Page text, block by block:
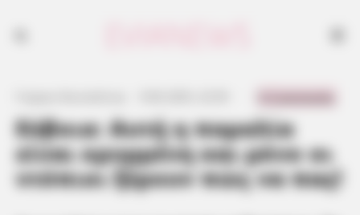
Εύβοια: Αυτή η παραλία
είναι κρυμμένη και μόνο οι
ντόπιοι ξέρουν πώς να πας!